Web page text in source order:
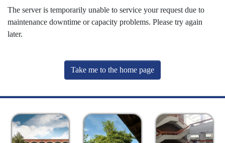
The server is temporarily unable to service your request due to
maintenance downtime or capacity problems. Please try again
later.
Take me to the home page